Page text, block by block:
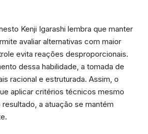
Kenji Igarashi lembra que manter
avaliar alternativas com maior
evita reações desproporcionais.
dessa habilidade, a tomada de
racional e estruturada. Assim, o
aplicar critérios técnicos mesmo
a atuação se mantém